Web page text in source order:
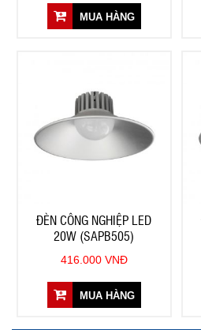
MUA HÀNG
ĐÈN CÔNG NGHIỆP LED
20W (SAPB505)
416.000 VNĐ
MUA HÀNG